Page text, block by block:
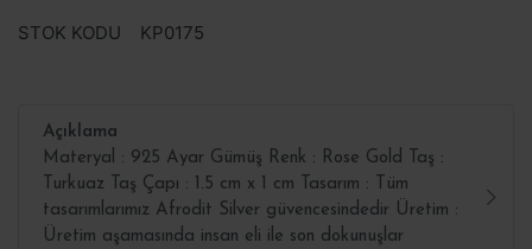
STOK KODU KP0175
Açıklama
Materyal : 925 Ayar Gümüş Renk : Rose Gold Taş :
Turkuaz Taş Çapı : 1.5 cm x 1 cm Tasarım : Tüm
tasarımlarımız Afrodit Silver güvencesindedir Üretim :
Üretim aşamasında insan eli ile son dokunuşlar